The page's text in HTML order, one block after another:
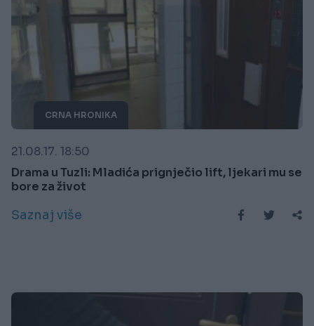
CRNA HRONIKA
21.08.17. 18:50
Drama u Tuzli: Mladića prignječio lift, ljekari mu se
bore za život
Saznaj više